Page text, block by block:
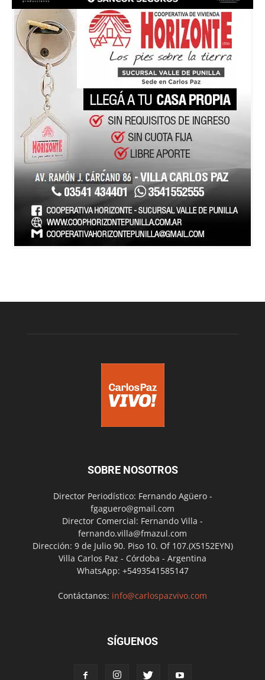
SOBRE NOSOTROS
Director Periodístico: Fernando Agüero -
fgaguero@gmail.com
Director Comercial: Fernando Villa -
fernando.villa@fmazul.com
Dirección: 9 de Julio 90. Piso 10. Of 107.(X5152EYN)
Villa Carlos Paz - Córdoba - Argentina
WhatsApp: +5493541585147
Contáctanos: info@carlospazvivo.com
SÍGUENOS